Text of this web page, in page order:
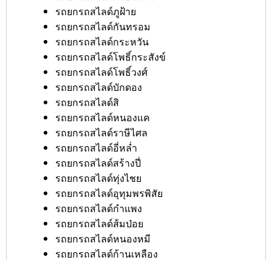
รถยกรถสไลด์ภูฝ้าย
รถยกรถสไลด์กันทรอม
รถยกรถสไลด์กระหวัน
รถยกรถสไลด์โพธิ์กระสังข์
รถยกรถสไลด์โพธิ์วงศ์
รถยกรถสไลด์บักดอง
รถยกรถสไลด์สิ
รถยกรถสไลด์หนองแค
รถยกรถสไลด์ราษีไศล
รถยกรถสไลด์อี่หล่ำ
รถยกรถสไลด์สร้างปี่
รถยกรถสไลด์ทุ่งไชย
รถยกรถสไลด์อุทุมพรพิสัย
รถยกรถสไลด์กำแพง
รถยกรถสไลด์ส้มป่อย
รถยกรถสไลด์หนองหมี
รถยกรถสไลด์ก้านเหลือง